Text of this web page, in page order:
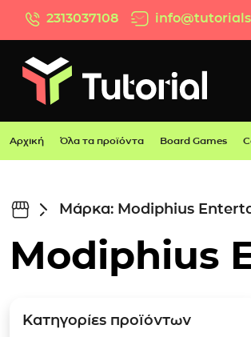
Μετάβαση στο περιεχόμενο
2313037108
Αρχική Όλα τα προϊόντα Board Games
Μάρκα: Modiphius
Modiphius
Κατηγορίες προϊόντων